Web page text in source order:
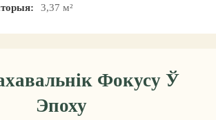
3,37 м²
Фокусу Ў
Эпоху